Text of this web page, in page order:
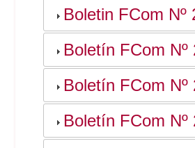
Boletin FCom Nº
Boletín FCom Nº
Boletín FCom Nº
Boletín FCom Nº